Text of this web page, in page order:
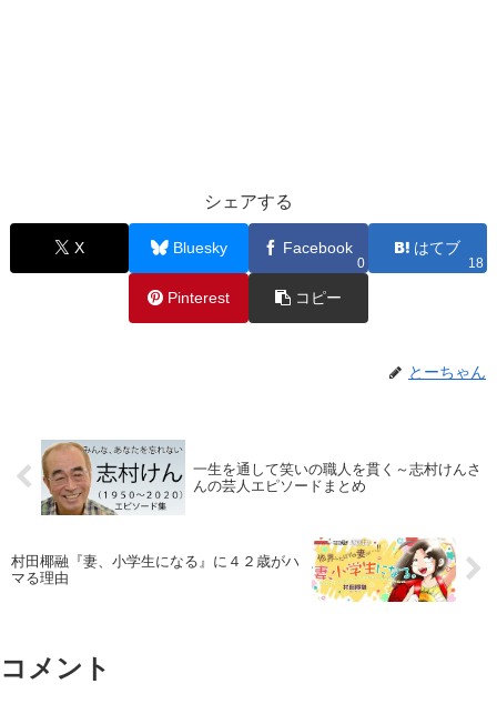
シェアする
X Bluesky Facebook
0
はてブ
18
Pinterest コピー
とーちゃん
一生を通して笑いの職人を貫く～志村けんさ
んの芸人エピソードまとめ
村田椰融『妻、小学生になる』に４２歳がハ
マる理由
コメント